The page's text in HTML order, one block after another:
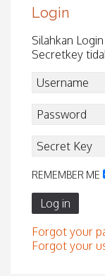
Login
Silahkan
Secretkey
REMEMBER ME
Log in
Forgot your
Forgot your